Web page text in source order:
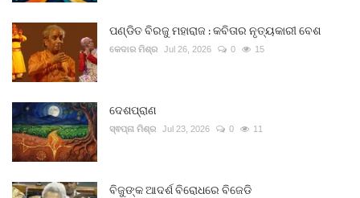
ପଣ୍ଡିତ ବିରଜୁ ମହାରାଜ : କବିତାର ନୃତ୍ୟକାରୀ ବେଶ
କେଦାର ମିଶ୍ର Jul 26, 2026 0 15
ଦେଶପ୍ରାଣ
ସ୍ଵପ୍ନା ମିଶ୍ର Jul 23, 2026 0 11
ବିଜୁଙ୍କ ଆଦର୍ଶ ବିରୋଧରେ ବିଜେଡି